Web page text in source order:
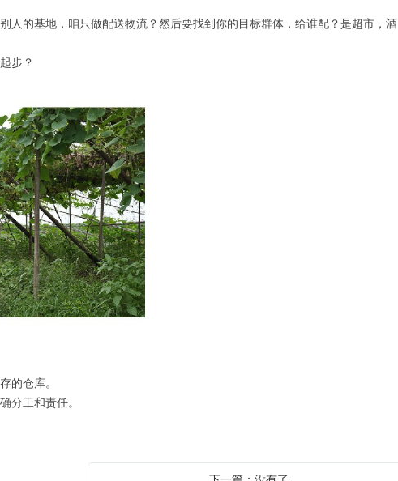
的基地，咱只做配送物流？然后要找到你的目标群体，给谁配？是超市，酒
步？
仓库。
工和责任。